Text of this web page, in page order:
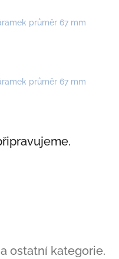
průměr 67 mm
průměr 67 mm
ostatní kategorie.